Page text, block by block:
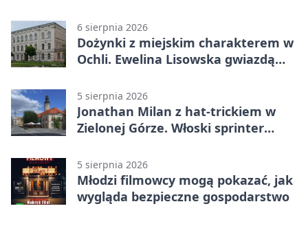
6 sierpnia 2026
Dożynki z miejskim charakterem w
Ochli. Ewelina Lisowska gwiazdą
5 sierpnia 2026
Jonathan Milan z hat-trickiem w
Zielonej Górze. Włoski sprinter
5 sierpnia 2026
Młodzi filmowcy mogą pokazać, jak
wygląda bezpieczne gospodarstwo